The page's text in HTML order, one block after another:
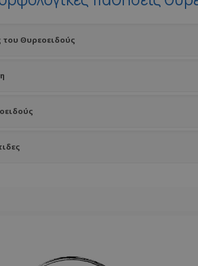
του Θυρεοειδούς